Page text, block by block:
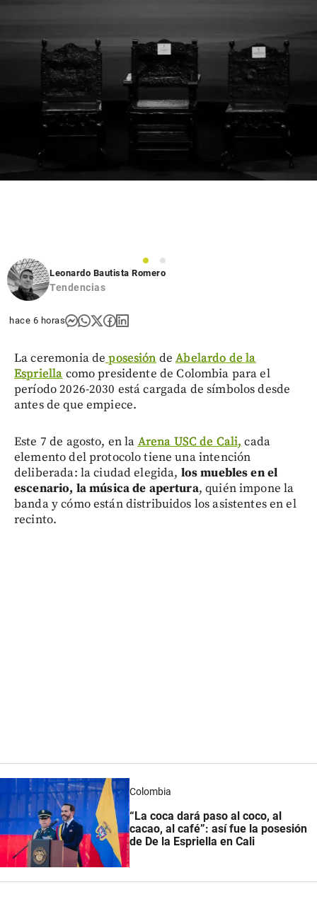
1
2
Leonardo Bautista Romero
Tendencias
hace 6 horas
La ceremonia de posesión deAbelardo de la
Espriella como presidente de Colombia para el
período 2026-2030 está cargada de símbolos desde
antes de que empiece.
Este 7 de agosto, en la Arena USC de Cali, cada
elemento del protocolo tiene una intención
deliberada: la ciudad elegida, los muebles en el
escenario, la música de apertura, quién impone la
banda y cómo están distribuidos los asistentes en el
recinto.
Colombia
“La coca dará paso al coco, al
cacao, al café”: así fue la posesión
de De la Espriella en Cali